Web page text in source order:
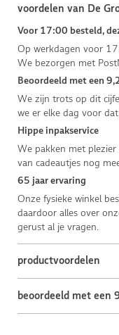
voordelen van De
Voor 17:00 besteld,
Op werkdagen voor
We bezorgen met
Beoordeeld met een
We zijn trots op dit
we er elke dag voor
Hippe inpakservice
We pakken met
van cadeautjes nog
65 jaar ervaring
Onze fysieke winkel
daardoor alles over
gerust al je vragen.
productvoordelen
beoordeeld met een